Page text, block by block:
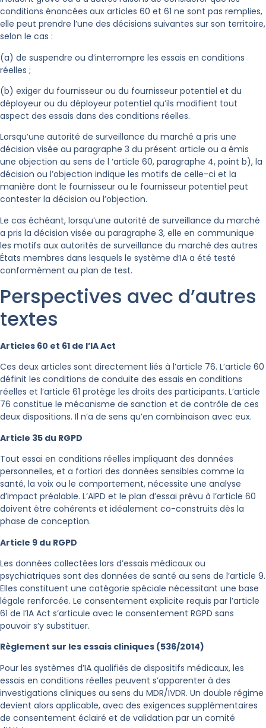
conditions énoncées aux articles 60 et 61 ne sont pas remplies,
elle peut prendre l’une des décisions suivantes sur son territoire,
selon le cas :
(a) de suspendre ou d’interrompre les essais en conditions
réelles ;
(b) exiger du fournisseur ou du fournisseur potentiel et du
déployeur ou du déployeur potentiel qu’ils modifient tout
aspect des essais dans des conditions réelles.
Lorsqu’une autorité de surveillance du marché a pris une
décision visée au paragraphe 3 du présent article ou a émis
une objection au sens de l ‘article 60, paragraphe 4, point b), la
décision ou l’objection indique les motifs de celle-ci et la
manière dont le fournisseur ou le fournisseur potentiel peut
contester la décision ou l’objection.
Le cas échéant, lorsqu’une autorité de surveillance du marché
a pris la décision visée au paragraphe 3, elle en communique
les motifs aux autorités de surveillance du marché des autres
États membres dans lesquels le système d’IA a été testé
conformément au plan de test.
Perspectives avec d’autres
textes
Articles 60 et 61 de l’IA Act
Ces deux articles sont directement liés à l’article 76. L’article 60
définit les conditions de conduite des essais en conditions
réelles et l’article 61 protège les droits des participants. L’article
76 constitue le mécanisme de sanction et de contrôle de ces
deux dispositions. Il n’a de sens qu’en combinaison avec eux.
Article 35 du RGPD
Tout essai en conditions réelles impliquant des données
personnelles, et a fortiori des données sensibles comme la
santé, la voix ou le comportement, nécessite une analyse
d’impact préalable. L’AIPD et le plan d’essai prévu à l’article 60
doivent être cohérents et idéalement co-construits dès la
phase de conception.
Article 9 du RGPD
Les données collectées lors d’essais médicaux ou
psychiatriques sont des données de santé au sens de l’article 9.
Elles constituent une catégorie spéciale nécessitant une base
légale renforcée. Le consentement explicite requis par l’article
61 de l’IA Act s’articule avec le consentement RGPD sans
pouvoir s’y substituer.
Règlement sur les essais cliniques (536/2014)
Pour les systèmes d’IA qualifiés de dispositifs médicaux, les
essais en conditions réelles peuvent s’apparenter à des
investigations cliniques au sens du MDR/IVDR. Un double régime
devient alors applicable, avec des exigences supplémentaires
de consentement éclairé et de validation par un comité